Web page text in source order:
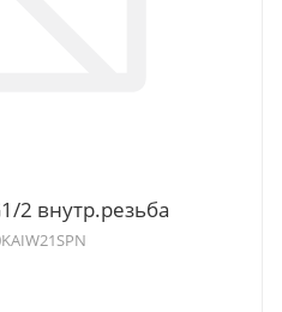
2 внутр.резьба